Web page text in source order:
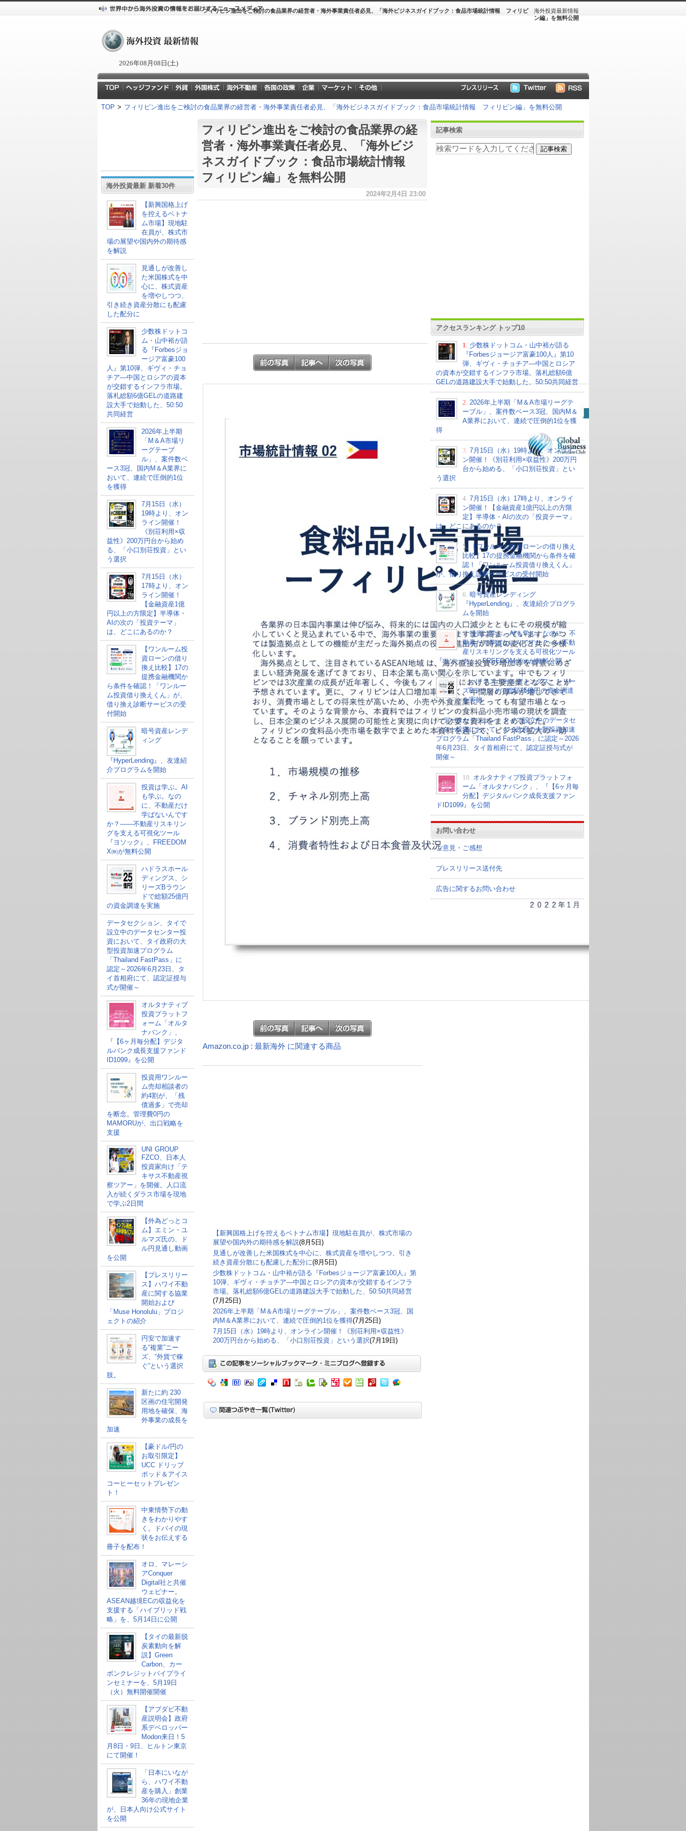
2026年08月08日(土)
海外投資最新情報
フィリピン進出をご検討の食品業界の経営者・海外事業責任者必見、「海外ビジネスガイドブック：食品市場統計情報 フィリピ
ン編」を無料公開
TOP > フィリピン進出をご検討の食品業界の経営者・海外事業責任者必見、「海外ビジネスガイドブック：食品市場統計情報 フィリピン編」を無料公開
海外投資最新 新着30件
【新興国格上げ
を控えるベトナ
ム市場】現地駐
在員が、株式市
場の展望や国内外の期待感
を解説
見通しが改善し
た米国株式を中
心に、株式資産
を増やしつつ、
引き続き資産分散にも配慮
した配分に
少数株ドットコ
ム・山中裕が語
る『Forbesジョ
ージア富豪100
人』第10弾、ギヴィ・チョ
チア―中国とロシアの資本
が交錯するインフラ市場。
落札総額6億GELの道路建
設大手で始動した、50:50
共同経営
2026年上半期
「M＆A市場リ
ーグテーブ
ル」、案件数ベ
ース3冠、国内M＆A業界に
おいて、連続で圧倒的1位
を獲得
7月15日（水）
19時より、オン
ライン開催！
《別荘利用×収
益性》200万円台から始め
る、「小口別荘投資」とい
う選択
7月15日（水）
17時より、オン
ライン開催！
【金融資産1億
円以上の方限定】半導体・
AIの次の「投資テーマ」
は、どこにあるのか？
【ワンルーム投
資ローンの借り
換え比較】17の
提携金融機関か
ら条件を確認！「ワンルー
ム投資借り換えくん」が、
借り換え診断サービスの受
付開始
暗号資産レンデ
ィング
『HyperLending』、友達紹
介プログラムを開始
投資は学ぶ。AI
も学ぶ。なの
に、不動産だけ
学ばないんです
か？——不動産リスキリン
グを支える可視化ツール
『ヨソック』、FREEDOM
X㈱が無料公開
ハドラスホール
ディングス、シ
リーズBラウン
ドで総額25億円
の資金調達を実施
データセクション、タイで
設立中のデータセンター投
資において、タイ政府の大
型投資加速プログラム
「Thailand FastPass」に
認定～2026年6月23日、タ
イ首相府にて、認定証授与
式が開催～
オルタナティブ
投資プラットフ
ォーム「オルタ
ナバンク」、
『【6ヶ月毎分配】デジタ
ルバンク成長支援ファンド
ID1099』を公開
投資用ワンルー
ム売却相談者の
約4割が、「残
債過多」で売却
を断念。管理費0円の
MAMORUが、出口戦略を
支援
UNI GROUP
FZCO、日本人
投資家向け「テ
キサス不動産視
察ツアー」を開催。人口流
入が続くダラス市場を現地
で学ぶ2日間
【外為どっとコ
ム】エミン・ユ
ルマズ氏の、ド
ル円見通し動画
を公開
【プレスリリー
ス】ハワイ不動
産に関する協業
開始および
「Muse Honolulu」プロジ
ェクトの紹介
円安で加速す
る“複業”ニー
ズ、“外貨で稼
ぐ”という選択
肢。
新たに約 230
区画の住宅開発
用地を確保、海
外事業の成長を
加速
【豪ドル/円の
お取引限定】
UCC ドリップ
ポッド＆アイス
コーヒーセットプレゼン
ト！
中東情勢下の動
きをわかりやす
く。ドバイの現
状をお伝えする
冊子を配布！
オロ、マレーシ
アConquer
Digital社と共催
ウェビナー。
ASEAN越境ECの収益化を
支援する「ハイブリッド戦
略」を、5月14日に公開
【タイの最新脱
炭素動向を解
説】Green
Carbon、カー
ボンクレジットパイプライ
ンセミナーを、5月19日
（火）無料開催開催
【アブダビ不動
産説明会】政府
系デベロッパー
Modon来日！5
月8日・9日、ヒルトン東京
にて開催！
「日本にいなが
ら、ハワイ不動
産を購入」創業
36年の現地企業
が、日本人向け公式サイト
を公開
フィリピン進出をご検討の食品業界の経
営者・海外事業責任者必見、「海外ビジ
ネスガイドブック：食品市場統計情報
フィリピン編」を無料公開
2024年2月4日 23:00
Amazon.co.jp : 最新海外 に関連する商品
【新興国格上げを控えるベトナム市場】現地駐在員が、株式市場の
展望や国内外の期待感を解説(8月5日)
見通しが改善した米国株式を中心に、株式資産を増やしつつ、引き
続き資産分散にも配慮した配分に(8月5日)
少数株ドットコム・山中裕が語る『Forbesジョージア富豪100人』第
10弾、ギヴィ・チョチア―中国とロシアの資本が交錯するインフラ
市場。落札総額6億GELの道路建設大手で始動した、50:50共同経営
(7月25日)
2026年上半期「M＆A市場リーグテーブル」、案件数ベース3冠、国
内M＆A業界において、連続で圧倒的1位を獲得(7月25日)
7月15日（水）19時より、オンライン開催！《別荘利用×収益性》
200万円台から始める、「小口別荘投資」という選択(7月19日)
記事検索
アクセスランキング トップ10
1.
少数株ドットコム・山中裕が語る
『Forbesジョージア富豪100人』第10
弾、ギヴィ・チョチア―中国とロシア
の資本が交錯するインフラ市場。落札総額6億
GELの道路建設大手で始動した、50:50共同経営
2. 2026年上半期「M＆A市場リーグテ
ーブル」、案件数ベース3冠、国内M＆
A業界において、連続で圧倒的1位を獲
得
3. 7月15日（水）19時より、オンライ
ン開催！《別荘利用×収益性》200万円
台から始める、「小口別荘投資」とい
う選択
4. 7月15日（水）17時より、オンライ
ン開催！【金融資産1億円以上の方限
定】半導体・AIの次の「投資テーマ」
は、どこにあるのか？
5.
【ワンルーム投資ローンの借り換え
比較】17の提携金融機関から条件を確
認！「ワンルーム投資借り換えくん」
が、借り換え診断サービスの受付開始
6. 暗号資産レンディング
『HyperLending』、友達紹介プログラ
ムを開始
7. 投資は学ぶ。AIも学ぶ。なのに、不
動産だけ学ばないんですか？——不動
産リスキリングを支える可視化ツール
『ヨソック』、FREEDOM X㈱が無料公開
8. ハドラスホールディングス、シリー
ズBラウンドで総額25億円の資金調達
を実施
9. データセクション、タイで設立中のデータセ
ンター投資において、タイ政府の大型投資加速
プログラム「Thailand FastPass」に認定～2026
年6月23日、タイ首相府にて、認定証授与式が
開催～
10. オルタナティブ投資プラットフォ
ーム「オルタナバンク」、『【6ヶ月毎
分配】デジタルバンク成長支援ファン
ドID1099』を公開
お問い合わせ
ご意見・ご感想
プレスリリース送付先
広告に関するお問い合わせ